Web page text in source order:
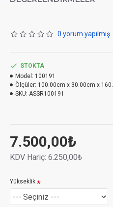
0 yorum yapılmış.
7.500,00₺
KDV Hariç: 6.250,00₺
STOKTA
Model: 100191
Ölçüler: 100.00cm x 30.00cm x
SKU: ASSR100191
Yükseklik